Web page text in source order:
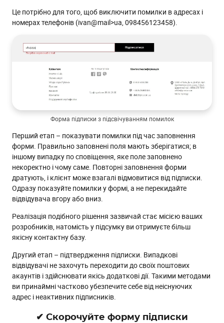
Це потрібно для того, щоб виключити помилки в адресах і
номерах телефонів (ivan@mail>ua, 098456123458).
Форма підписки з підсвічуванням помилок
Перший етап – показувати помилки під час заповнення
форми. Правильно заповнені поля мають зберігатися; в
іншому випадку по сповіщення, яке поле заповнено
некоректно і чому саме. Повторні заповнення форми
дратують, і клієнт може взагалі відмовитися від підписки.
Одразу показуйте помилки у формі, а не перекидайте
відвідувача вгору або вниз.
Реалізація подібного рішення зазвичай стає місією ваших
розробників, натомість у підсумку ви отримуєте більш
якісну контактну базу.
Другий етап – підтвердження підписки. Випадкові
відвідувачі не захочуть переходити до своїх поштових
акаунтів і здійснювати якісь додаткові дії. Такими методами
ви принаймні частково убезпечите себе від неіснуючих
адрес і неактивних підписників.
✔ Скорочуйте форму підписки